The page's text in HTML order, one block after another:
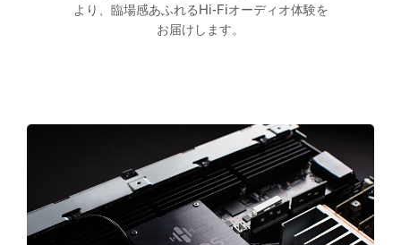
より、臨場感あふれるHi-Fiオーディオ体験を
お届けします。